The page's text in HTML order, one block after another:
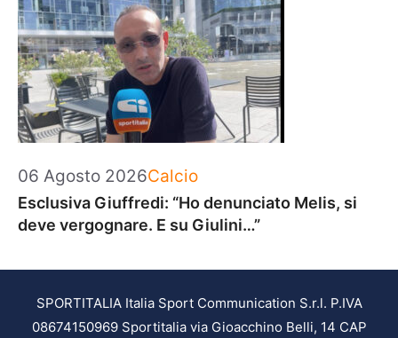
06 Agosto 2026Categorie
Calcio
Esclusiva Giuffredi: “Ho denunciato Melis, si
deve vergognare. E su Giulini…”
SPORTITALIA Italia Sport Communication S.r.l. P.IVA
08674150969 Sportitalia via Gioacchino Belli, 14 CAP